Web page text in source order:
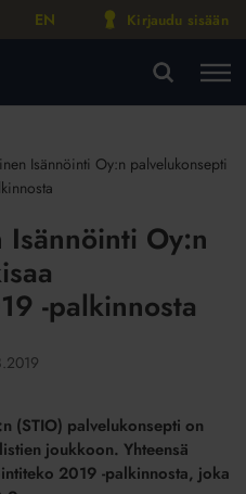
EN Kirjaudu sisään
Isännöinti Oy:n palvelukonsepti
Isännöinti Oy:n
-palkinnosta
(STIO) palvelukonsepti on
joukkoon. Yhteensä
2019 -palkinnosta, joka